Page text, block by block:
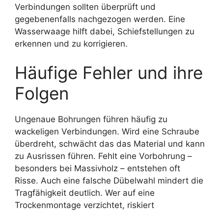
Verbindungen sollten überprüft und
gegebenenfalls nachgezogen werden. Eine
Wasserwaage hilft dabei, Schiefstellungen zu
erkennen und zu korrigieren.
Häufige Fehler und ihre
Folgen
Ungenaue Bohrungen führen häufig zu
wackeligen Verbindungen. Wird eine Schraube
überdreht, schwächt das das Material und kann
zu Ausrissen führen. Fehlt eine Vorbohrung –
besonders bei Massivholz – entstehen oft
Risse. Auch eine falsche Dübelwahl mindert die
Tragfähigkeit deutlich. Wer auf eine
Trockenmontage verzichtet, riskiert